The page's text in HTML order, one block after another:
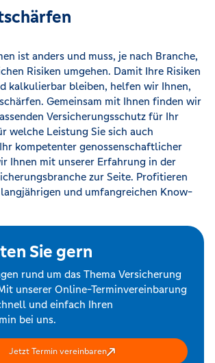
ist anders und muss, je nach Branche,
Risiken umgehen. Damit Ihre Risiken
kalkulierbar bleiben, helfen wir Ihnen,
Gemeinsam mit Ihnen finden wir
Versicherungsschutz für Ihr
welche Leistung Sie sich auch
kompetenter genossenschaftlicher
Ihnen mit unserer Erfahrung in der
zur Seite. Profitieren
und umfangreichen Know-
Sie gern
rund um das Thema Versicherung
unserer Online-Terminvereinbarung
und einfach Ihren
bei uns.
Jetzt Termin vereinbaren